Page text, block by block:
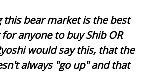
this bear market is the best
anyone to buy Shib OR
would say this, that the
always "go up" and that